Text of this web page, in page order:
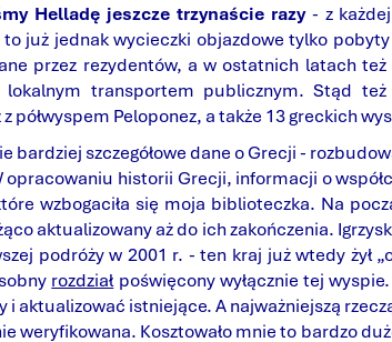
Helladę jeszcze trzynaście razy- z
już jednak wycieczki objazdowe tylko
przez rezydentów, a w ostatnich latach też
transportem publicznym. Stąd
półwyspem Peloponez, a także 13 greckich
bardziej szczegółowe dane o Grecji -
opracowaniu historii Grecji, informacji o
wzbogaciła się moja biblioteczka. Na
aktualizowany aż do ich zakończenia.
podróży w 2001 r. - ten kraj już wtedy żył
rozdziałpoświęcony wyłącznie tej
aktualizować istniejące. A najważniejszą
weryfikowana. Kosztowało mnie to bardzo